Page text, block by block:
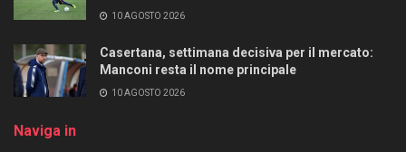
10 AGOSTO 2026
Casertana, settimana decisiva per il mercato:
Manconi resta il nome principale
10 AGOSTO 2026
Naviga in